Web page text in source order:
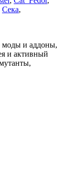
Сека,
моды и аддоны,
и активный